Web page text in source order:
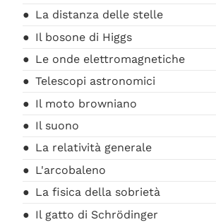
La distanza delle stelle
Il bosone di Higgs
Le onde elettromagnetiche
Telescopi astronomici
Il moto browniano
Il suono
La relatività generale
L'arcobaleno
La fisica della sobrietà
Il gatto di Schrödinger